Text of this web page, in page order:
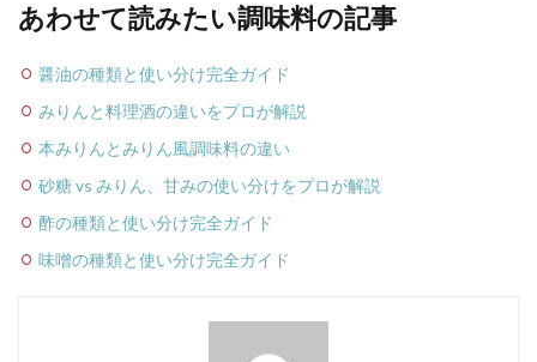
あわせて読みたい調味料の記事
醤油の種類と使い分け完全ガイド
みりんと料理酒の違いをプロが解説
本みりんとみりん風調味料の違い
砂糖 vs みりん、甘みの使い分けをプロが解説
酢の種類と使い分け完全ガイド
味噌の種類と使い分け完全ガイド